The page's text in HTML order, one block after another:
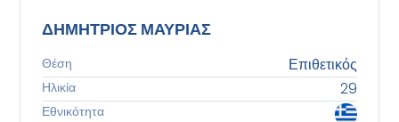
ΔΗΜΗΤΡΙΟΣ ΜΑΥΡΙΑΣ
Θέση Επιθετικός
Ηλικία 29
Εθνικότητα